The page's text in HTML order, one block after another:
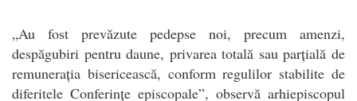
„Au fost prevăzute pedepse noi, precum amenzi,
despăgubiri pentru daune, privarea totală sau parțială de
remunerația bisericească, conform regulilor stabilite de
diferitele Conferințe episcopale”, observă arhiepiscopul